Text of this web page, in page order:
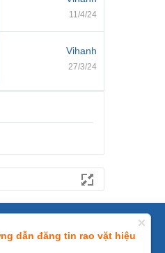
dẫn đăng tin rao vặt hiệu
11/4/24
Vihanh
27/3/24